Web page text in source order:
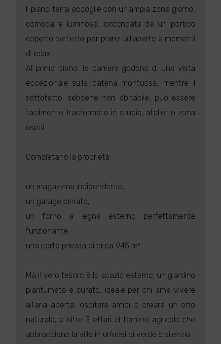
Il piano terra accoglie con un'ampia zona giorno,
comoda e luminosa, circondata da un portico
coperto perfetto per pranzi all'aperto e momenti
di relax.
Al primo piano, le camere godono di una vista
eccezionale sulla catena montuosa, mentre il
sottotetto, sebbene non abitabile, può essere
facilmente trasformato in studio, atelier o zona
ospiti.
Completano la proprietà:
un magazzino indipendente,
un garage privato,
un forno a legna esterno perfettamente
funzionante,
una corte privata di circa 945 m².
Ma il vero tesoro è lo spazio esterno: un giardino
piantumato e curato, ideale per chi ama vivere
all'aria aperta, ospitare amici o creare un orto
naturale, e oltre 3 ettari di terreno agricolo che
abbracciano la villa in un'oasi di verde e silenzio.